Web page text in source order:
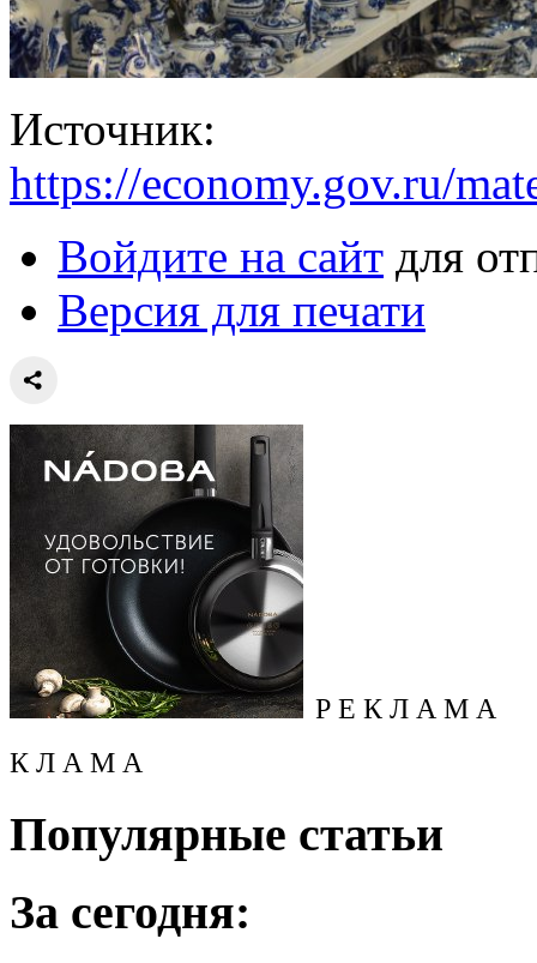
Источник:
https://economy.gov.ru/
Войдите на сайт для
Версия для печати
Р Е К Л А М А
К Л А М А
Популярные статьи
За сегодня: